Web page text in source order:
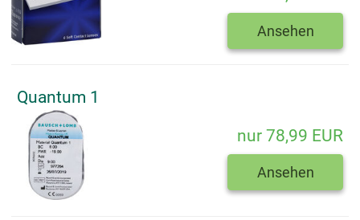
Ansehen
Quantum 1
nur 78,99 EUR
Ansehen